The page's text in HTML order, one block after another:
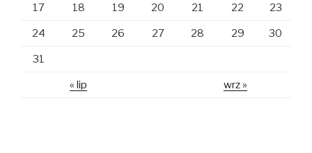
17 18 19 20 21 22 23
24 25 26 27 28 29 30
31
« lip wrz »